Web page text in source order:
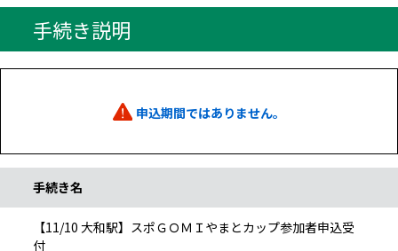
手続き説明
申込期間ではありません。
手続き名
【11/10 大和駅】スポＧＯＭＩやまとカップ参加者申込受
付